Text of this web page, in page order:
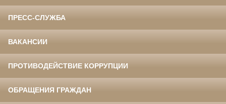
ПРЕСС-СЛУЖБА
ВАКАНСИИ
ПРОТИВОДЕЙСТВИЕ КОРРУПЦИИ
ОБРАЩЕНИЯ ГРАЖДАН